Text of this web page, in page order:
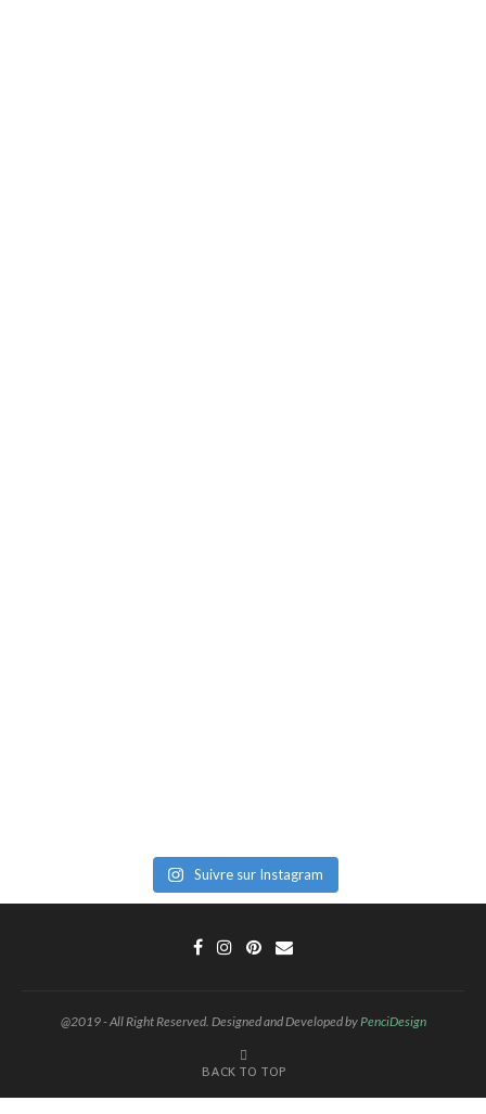
Suivre sur Instagram
@2019 - All Right Reserved. Designed and Developed by PenciDesign
BACK TO TOP